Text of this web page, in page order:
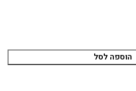
הוספה לסל